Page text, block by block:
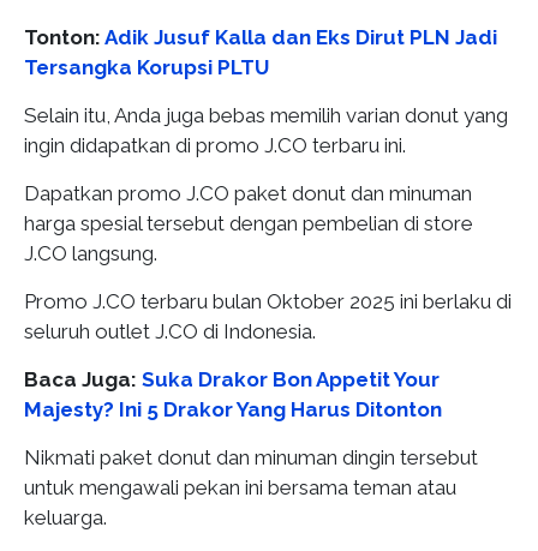
Tonton: Adik Jusuf Kalla dan Eks Dirut PLN Jadi
Tersangka Korupsi PLTU
Selain itu, Anda juga bebas memilih varian donut yang
ingin didapatkan di promo J.CO terbaru ini.
Dapatkan promo J.CO paket donut dan minuman
harga spesial tersebut dengan pembelian di store
J.CO langsung.
Promo J.CO terbaru bulan Oktober 2025 ini berlaku di
seluruh outlet J.CO di Indonesia.
Baca Juga: Suka Drakor Bon Appetit Your
Majesty? Ini 5 Drakor Yang Harus Ditonton
Nikmati paket donut dan minuman dingin tersebut
untuk mengawali pekan ini bersama teman atau
keluarga.